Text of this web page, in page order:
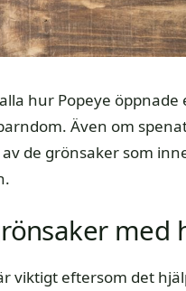
hur Popeye
Även om
de grönsaker som
med
viktigt eftersom det